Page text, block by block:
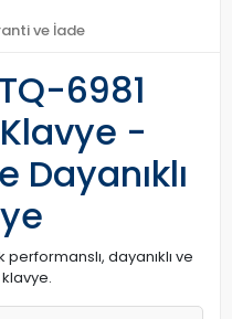
ve İade
6981
-
Dayanıklı
performanslı, dayanıklı ve